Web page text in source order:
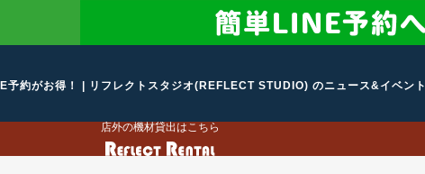
予約がお得！ | リフレクトスタジオ(REFLECT STUDIO) のニュース&イベント
店外の機材貸出はこちら